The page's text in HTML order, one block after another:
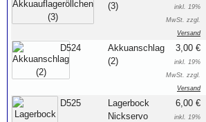
(3)
inkl. 19%
MwSt. zzgl.
Versand
D524
Akkuanschlag
(2)
3,00 €
inkl. 19%
MwSt. zzgl.
Versand
D525
Lagerbock
Nickservo
6,00 €
inkl. 19%